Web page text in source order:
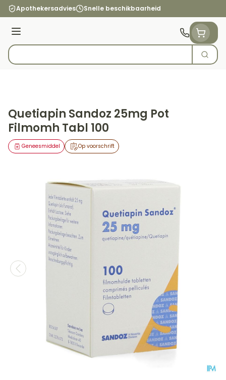
Ga naar de inhoud
Apothekersadvies Snelle beschikbaarheid
Menu
Product, merk, categorie...
Zoek
Quetiapin Sandoz 25mg Pot
Filmomh Tabl 100
Op voorschrift
Geneesmiddel